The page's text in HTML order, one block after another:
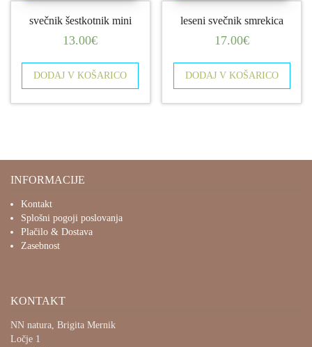
svečnik šestkotnik mini
13.00€
DODAJ V KOŠARICO
leseni svečnik smrekica
17.00€
DODAJ V KOŠARICO
INFORMACIJE
Kontakt
Splošni pogoji poslovanja
Plačilo & Dostava
Zasebnost
KONTAKT
NN natura, Brigita Mernik
Ločje 1